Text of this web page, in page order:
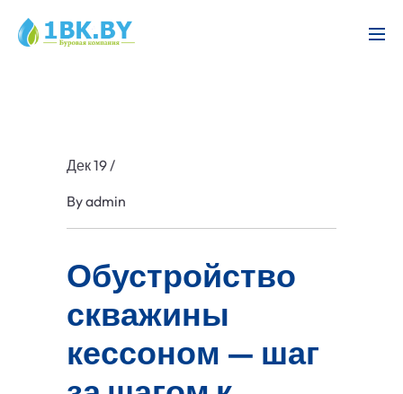
Дек 19/
Byadmin
Обустройство
скважины
кессоном — шаг